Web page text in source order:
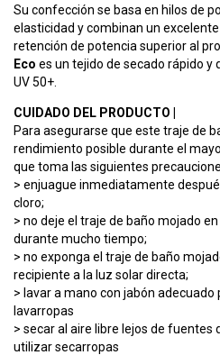
Su confección se basa en hilos de
elasticidad y combinan un
retención de potencia superior al
Eco es un tejido de secado rápido
UV 50+.
CUIDADO DEL PRODUCTO |
Para asegurarse que este traje de
rendimiento posible durante el
que toma las siguientes
> enjuague inmediatamente
cloro;
> no deje el traje de baño mojado
durante mucho tiempo;
> no exponga el traje de baño
recipiente a la luz solar directa;
> lavar a mano con jabón
lavarropas
> secar al aire libre lejos de fuentes
utilizar secarropas